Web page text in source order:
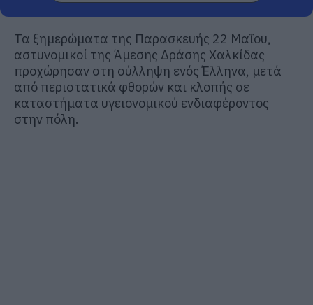
Τα ξημερώματα της Παρασκευής 22 Μαΐου,
αστυνομικοί της Άμεσης Δράσης Χαλκίδας
προχώρησαν στη σύλληψη ενός Έλληνα, μετά
από περιστατικά φθορών και κλοπής σε
καταστήματα υγειονομικού ενδιαφέροντος
στην πόλη.